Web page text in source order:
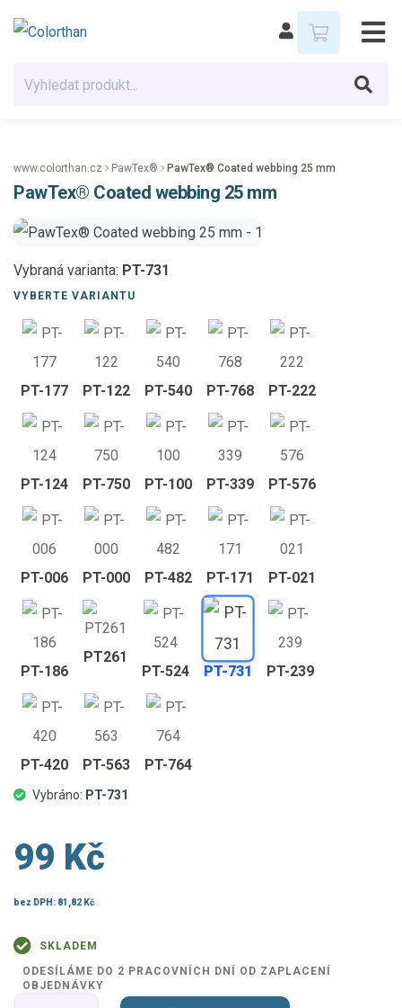
www.colorthan.cz PawTex® PawTex® Coated webbing 25 mm
PawTex® Coated webbing 25 mm
Vybraná varianta: PT-731
VYBERTE VARIANTU
PT-177 PT-122 PT-540 PT-768 PT-222
PT-124 PT-750 PT-100 PT-339 PT-576
PT-006 PT-000 PT-482 PT-171 PT-021
PT-186
PT261
PT-524
PT-731 PT-239
PT-420 PT-563 PT-764
Vybráno: PT-731
99 Kč
bez DPH: 81,82 Kč
SKLADEM
ODESÍLÁME DO 2 PRACOVNÍCH DNÍ OD ZAPLACENÍ
OBJEDNÁVKY